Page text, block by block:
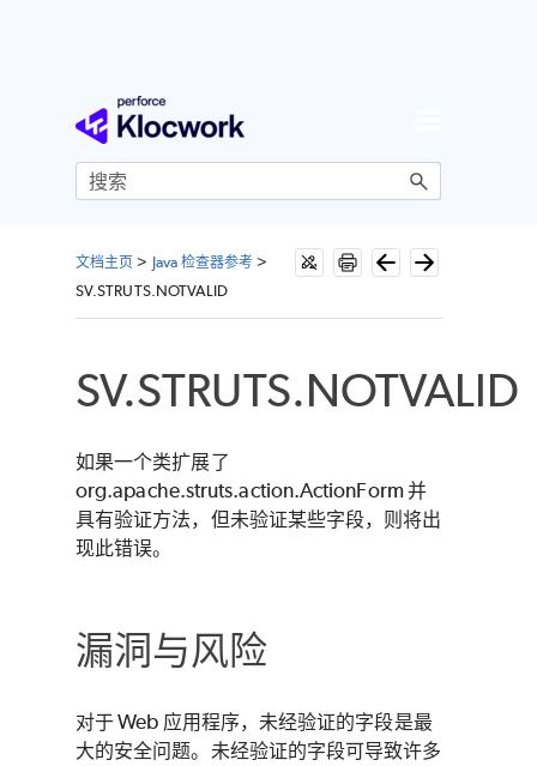
跳到主内容
文档主页 > Java 检查器参考 >
SV.STRUTS.NOTVALID
SV.STRUTS.NOTVALID
如果一个类扩展了
org.apache.struts.action.ActionForm 并
具有验证方法，但未验证某些字段，则将出
现此错误。
漏洞与风险
对于 Web 应用程序，未经验证的字段是最
大的安全问题。未经验证的字段可导致许多